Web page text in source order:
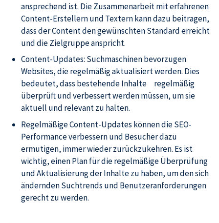
ansprechend ist. Die Zusammenarbeit mit erfahrenen
Content-Erstellern und Textern kann dazu beitragen,
dass der Content den gewünschten Standard erreicht
und die Zielgruppe anspricht.
Content-Updates: Suchmaschinen bevorzugen
Websites, die regelmäßig aktualisiert werden. Dies
bedeutet, dass bestehende Inhalte regelmäßig
überprüft und verbessert werden müssen, um sie
aktuell und relevant zu halten.
Regelmäßige Content-Updates können die SEO-
Performance verbessern und Besucher dazu
ermutigen, immer wieder zurückzukehren. Es ist
wichtig, einen Plan für die regelmäßige Überprüfung
und Aktualisierung der Inhalte zu haben, um den sich
ändernden Suchtrends und Benutzeranforderungen
gerecht zu werden.